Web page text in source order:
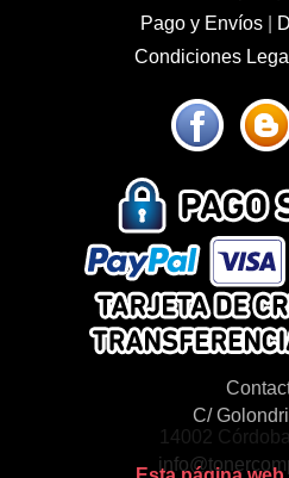
Pago y Envíos|
Condiciones
C/
14002